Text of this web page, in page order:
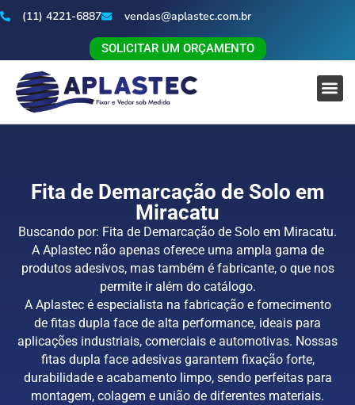
(11) 4221-6887 vendas@aplastec.com.br
SOLICITAR UM ORÇAMENTO
Fita de Demarcação de Solo em
Miracatu
Buscando por: Fita de Demarcação de Solo em Miracatu.
A Aplastec não apenas oferece uma ampla gama de
produtos adesivos, mas também é fabricante, o que nos
permite ir além do catálogo.
A Aplastec é especialista na fabricação e fornecimento
de fitas dupla face de alta performance, ideais para
aplicações industriais, comerciais e automotivas. Nossas
fitas dupla face adesivas garantem fixação forte,
durabilidade e acabamento limpo, sendo perfeitas para
montagem, colagem e união de diferentes materiais.